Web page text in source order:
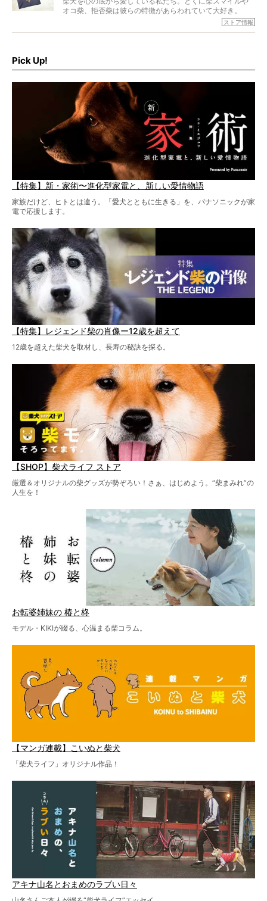
オコ柴、拒否柴は彼らの特徴があらわれていて大好き。
でもちょっと待て…もうひとつ、忘れてはならない愛おしい
ストア情報
Pick Up!
【特集】新・家術〜進化型家電と、新しい愛情物語
家族だけど、ヒトとは違う。「愛犬とともに生きる」を、パナソニックが家
電で応援します。
【特集】レジェンド柴の肖像ー12歳を超えて
12歳を超えた柴犬を取材し、長寿の秘訣を探る。
【SHOP】柴犬ライフ ストア
厳選＆オリジナルの柴グッズが勢ぞろい！さぁ、はじめよう。“柴まみれ”の
人生を！
お転婆姉妹の 椿と柊
モデル・KIKIが綴る、心温まる柴コラム。
【マンガ連載】こいぬと柴犬
「柴犬ライフ」オリジナル作品！
アキナ山名とおまめのラブい日々